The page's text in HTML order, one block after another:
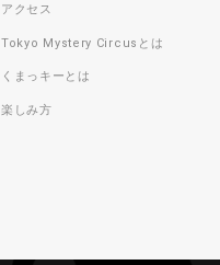
アクセス
Tokyo Mystery Circusとは
くまっキーとは
楽しみ方